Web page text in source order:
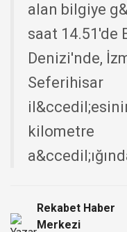
alan bilgiye
saat 14.51'de
Denizi'nde,
Seferihisar
kilometre
Rekabet Haber
Merkezi